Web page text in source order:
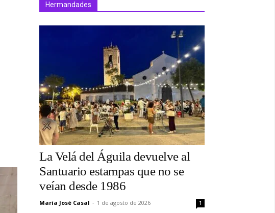
Hermandades
La Velá del Águila devuelve al
Santuario estampas que no se
veían desde 1986
María José Casal - 1 de agosto de 2026 1